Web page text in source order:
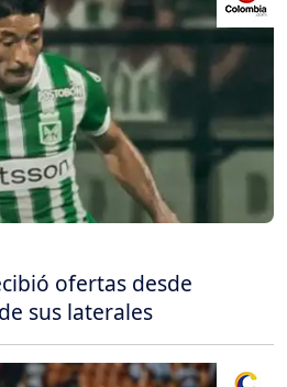
ofertas desde
sus laterales